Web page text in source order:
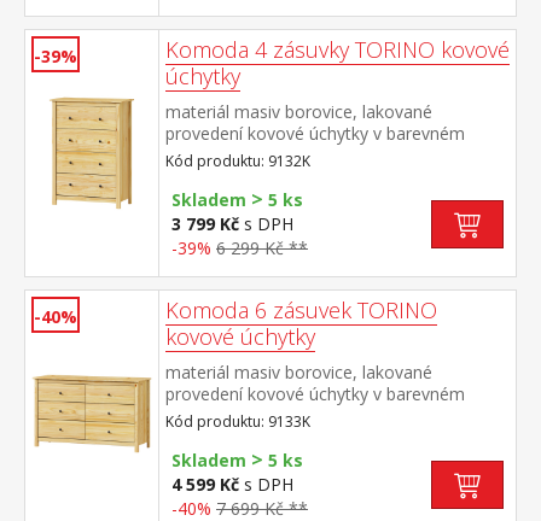
-39%
Komoda 4 zásuvky TORINO kovové
úchytky
materiál masiv borovice, lakované
provedení kovové úchytky v barevném
provedení černěná mosaz čtyři zásuvky s
kovovými pojezdy
Kód produktu: 9132K
Skladem > 5 ks
3 799 Kč s DPH
-39% 6 299 Kč **
-40%
Komoda 6 zásuvek TORINO
kovové úchytky
materiál masiv borovice, lakované
provedení kovové úchytky v barevném
provedení černěná mosaz šest zásuvek s
kovovými pojezdy
Kód produktu: 9133K
Skladem > 5 ks
4 599 Kč s DPH
-40% 7 699 Kč **